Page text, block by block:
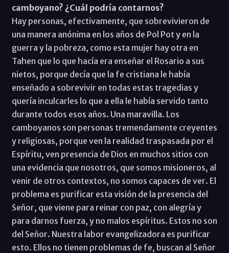
camboyano? ¿Cuál podría contarnos?
Hay personas, efectivamente, que sobrevivieron de
una manera anónima en los años de Pol Pot y en la
guerra y la pobreza, como esta mujer hay otra en
Tahen que lo que hacía era enseñar el Rosario a sus
nietos, porque decía que la fe cristiana le había
enseñado a sobrevivir en todas estas tragedias y
quería inculcarles lo que a ella le había servido tanto
durante todos esos años. Una maravilla. Los
camboyanos son personas tremendamente creyentes
y religiosas, porque ven la realidad traspasada por el
Espíritu, ven presencia de Dios en muchos sitios con
una evidencia que nosotros, que somos misioneros, al
venir de otros contextos, no somos capaces de ver. El
problema es purificar esta visión de la presencia del
Señor, que viene para reinar con paz, con alegría y
para darnos fuerza, y no malos espíritus. Estos no son
del Señor. Nuestra labor evangelizadora es purificar
esto. Ellos no tienen problemas de fe, buscan al Señor